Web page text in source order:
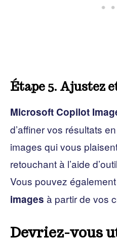
Étape 5. Ajustez
Microsoft Copilot
d’affiner vos résultats
images qui vous
retouchant à l’aide
Vous pouvez également
images à partir de vos
Devriez-vous